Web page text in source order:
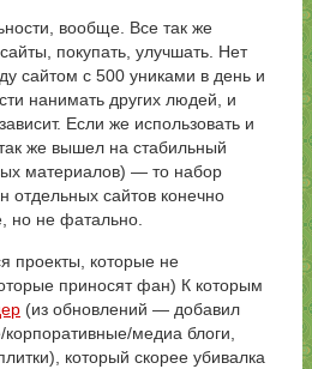
вообще. Все так же
покупать, улучшать. Нет
сайтом с 500 униками в день и
нанимать других людей, и
Если же использовать и
же вышел на стабильный
материалов) — то набор
отдельных сайтов конечно
но не фатально.
проекты, которые не
приносят фан) К которым
(из обновлений — добавил
медиа блоги,
который скорее убивалка